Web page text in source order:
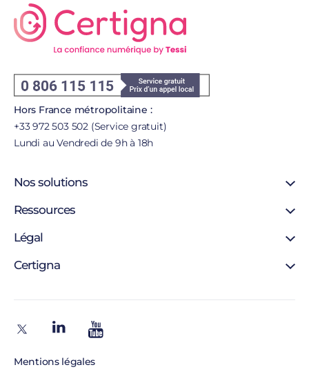
Hors France métropolitaine :
+33 972 503 502 (Service gratuit)
Lundi au Vendredi de 9h à 18h
Nos solutions
Certificat SSL
Certificat personne physique
Hébergement sécurisée
Ressources
Support
Blog
Légal
Mentions légales
Autorités de certification
Politique de certification
Tableau Garanties HDS
Certigna
Recrutement
Mentions légales